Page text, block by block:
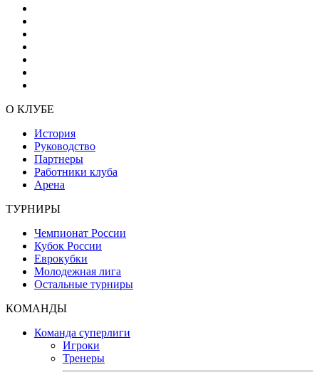
О КЛУБЕ
История
Руководство
Партнеры
Работники клуба
Арена
ТУРНИРЫ
Чемпионат России
Кубок России
Еврокубки
Молодежная лига
Остальные турниры
КОМАНДЫ
Команда суперлиги
Игроки
Тренеры